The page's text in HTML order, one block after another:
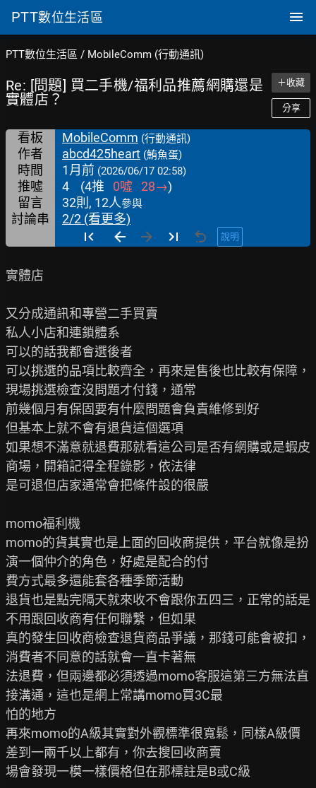
PTT數位生活區
PTT數位生活區 / MobileComm (行動通訊)
Re: [問題] 買二手機/福利品推薦網購還是
實體店？
＋收藏
分享
看板 MobileComm (行動通訊)
作者 abcd425heart (鮪魚蛋)
時間 1月前 (2026/06/17 02:58)
推噓 4 (4推 0噓 28→)
留言
32則, 12人參與
討論串 2/2 (看更多)
說明
實體店
又分成通訊和專營二手買賣
私人小店和連鎖體系
可以的話我都會選後者
可以挑選的品項比較齊全，再來是售後也比較有保障，
現場挑選檢查沒問題才付錢，通常
前幾個月有保固要有什麼問題會負責維修到好
但基本上就不會有退貨這個選項
如果想不滿意就退費那就看這公司是否有網購或是蝦皮
商場，開箱記得全程錄影，依法律
是可退但店家通常會把條件設的很嚴
momo福利機
momo的貨其實也是上面的回收商提供，平台就像是扮
演一個仲介的角色，好處是配合的付
費方式最多還能套各種季節活動
退貨也是點完隔天就來收不會跟你五四三，正常的話是
不用跟回收商有任何聯繫，但如果
真的發生回收商檢查退貨商品爭議，那錢可能會被扣，
消費者不同意的話就會一直卡著無
法退費，但兩邊都必須透過momo客服這第三方無法直
接溝通，這也是網上常講momo買3C最
怕的地方
再來momo的A級其實對外觀標準很寬鬆，同樣A級價
差到一兩千以上都有，你去搜回收商賣
場會發現一模一樣價格但在那標註是B或C級